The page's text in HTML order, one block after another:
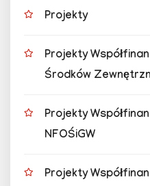
Projekty
Projekty
Środków
Projekty
NFOŚiGW
Projekty